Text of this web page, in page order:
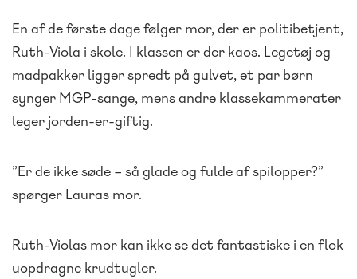
En af de første dage følger mor, der er politibetjent,
Ruth-Viola i skole. I klassen er der kaos. Legetøj og
madpakker ligger spredt på gulvet, et par børn
synger MGP-sange, mens andre klassekammerater
leger jorden-er-giftig.
”Er de ikke søde – så glade og fulde af spilopper?”
spørger Lauras mor.
Ruth-Violas mor kan ikke se det fantastiske i en flok
uopdragne krudtugler.